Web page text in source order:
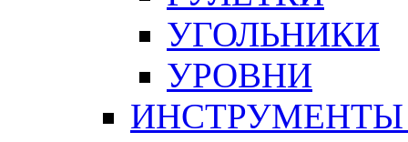
УГОЛЬНИКИ
УРОВНИ